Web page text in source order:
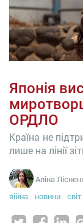
Японія
ОРДЛО
Країна не
лише на лінії
Аліна
війна
новини світ